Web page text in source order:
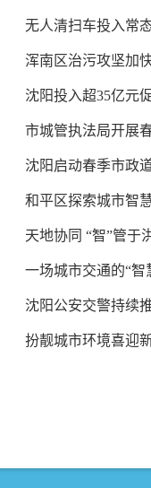
无人清扫车投入常
浑南区治污攻坚加
沈阳投入超35亿元
市城管执法局开展
沈阳启动春季市政
和平区探索城市智
天地协同 “智”管于
一场城市交通的“智
沈阳公安交警持续
扮靓城市环境喜迎